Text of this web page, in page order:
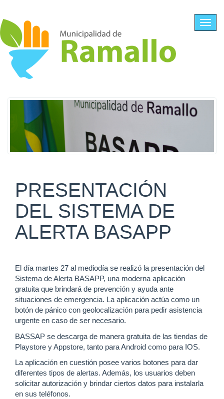
PRESENTACIÓN
DEL SISTEMA DE
ALERTA BASAPP
El día martes 27 al mediodía se realizó la presentación del
Sistema de Alerta BASAPP, una moderna aplicación
gratuita que brindará de prevención y ayuda ante
situaciones de emergencia. La aplicación actúa como un
botón de pánico con geolocalización para pedir asistencia
urgente en caso de ser necesario.
BASSAP se descarga de manera gratuita de las tiendas de
Playstore y Appstore, tanto para Android como para IOS.
La aplicación en cuestión posee varios botones para dar
diferentes tipos de alertas. Además, los usuarios deben
solicitar autorización y brindar ciertos datos para instalarla
en sus teléfonos.